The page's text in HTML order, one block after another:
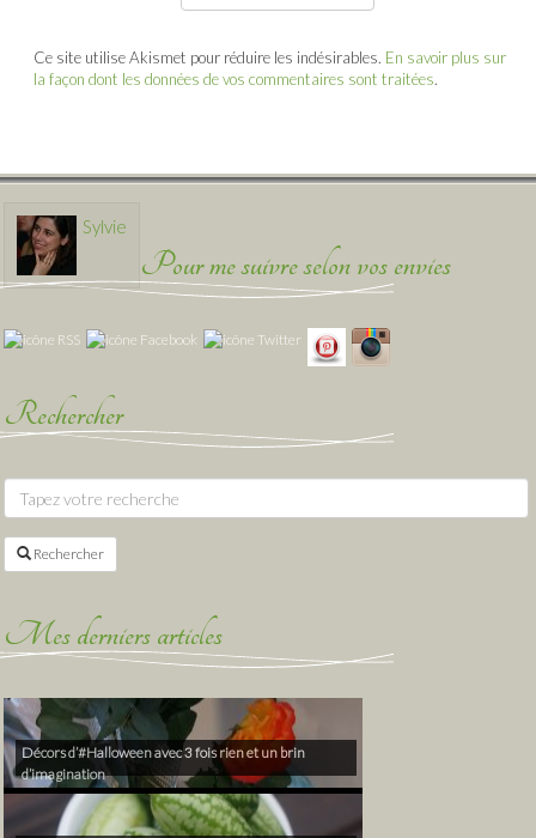
Ce site utilise Akismet pour réduire les indésirables. En savoir plus sur
la façon dont les données de vos commentaires sont traitées.
Sylvie
Pour me suivre selon vos envies
Rechercher
Rechercher
Mes derniers articles
Décors d’#Halloween avec 3 fois rien et un brin
d’imagination